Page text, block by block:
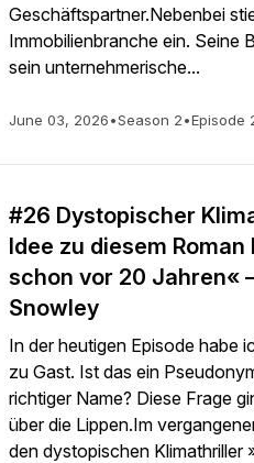
Geschäftspartner.Nebenbei
Immobilienbranche ein. Seine
sein unternehmerische...
June 03, 2026•Season 2•Episode
#26 Dystopischer
Idee zu diesem
schon vor 20 Jahren«
Snowley
In der heutigen Episode habe
zu Gast. Ist das ein
richtiger Name? Diese Frage
über die Lippen.Im
den dystopischen Klimathriller